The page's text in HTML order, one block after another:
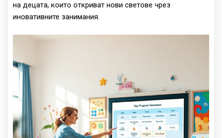
на децата, които откриват нови светове чрез
иновативните занимания.